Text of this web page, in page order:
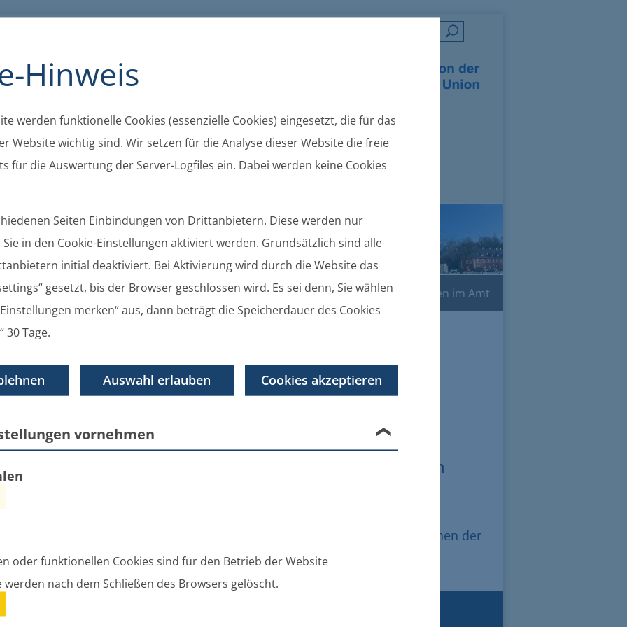
Hinweis
werden funktionelle Cookies (essenzielle Cookies) eingesetzt, die für das
Website wichtig sind. Wir setzen für die Analyse dieser Website die freie
für die Auswertung der Server-Logfiles ein. Dabei werden keine Cookies
Seiten Einbindungen von Drittanbietern. Diese werden nur
in den Cookie-Einstellungen aktiviert werden. Grundsätzlich sind alle
initial deaktiviert. Bei Aktivierung wird durch die Website das
gesetzt, bis der Browser geschlossen wird. Es sei denn, Sie wählen
merken“ aus, dann beträgt die Speicherdauer des Cookies
30 Tage.
Auswahl erlauben Cookies akzeptieren
vornehmen
oder funktionellen Cookies sind für den Betrieb der Website
werden nach dem Schließen des Browsers gelöscht.
Gemeinden Ortsrecht Gremien Online-Dienste Leben im Amt
(der amtsangehörigen Gemeinden und des Amtes Züssow)
der
Gemeinden und des Amtes
über die Stundung, die Niederschlagung und den
Gemeinde Züssow
über die Stundung, die Niederschlagung und den Erlass von Ansprüchen der